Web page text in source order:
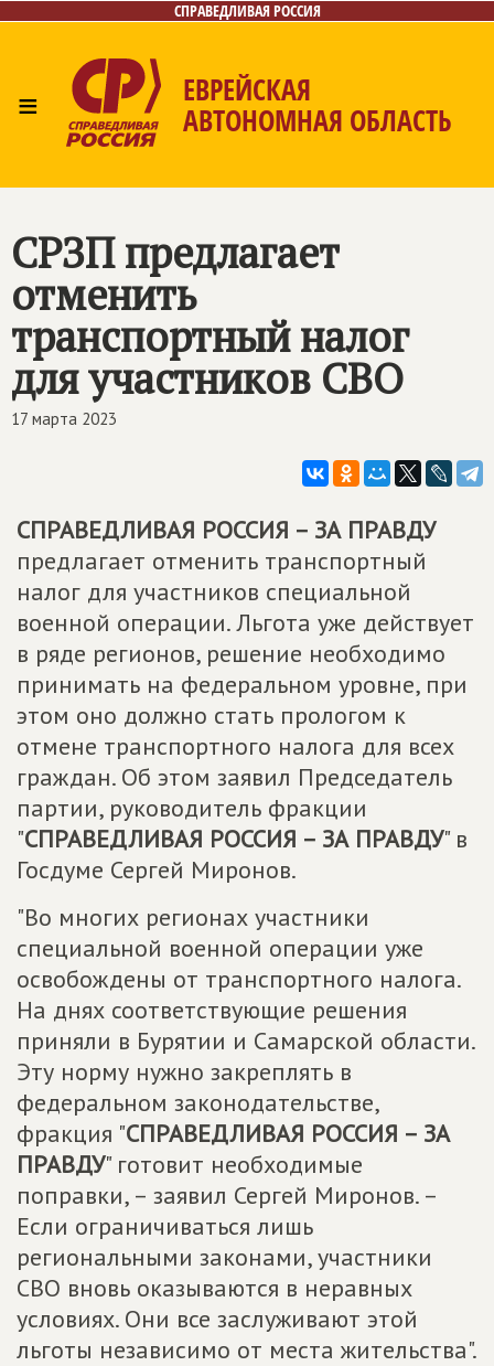
СПРАВЕДЛИВАЯ РОССИЯ
≡ ЕВРЕЙСКАЯ
АВТОНОМНАЯ ОБЛАСТЬ
СРЗП предлагает
отменить
транспортный налог
для участников СВО
17 марта 2023
СПРАВЕДЛИВАЯ РОССИЯ – ЗА ПРАВДУ
предлагает отменить транспортный
налог для участников специальной
военной операции. Льгота уже действует
в ряде регионов, решение необходимо
принимать на федеральном уровне, при
этом оно должно стать прологом к
отмене транспортного налога для всех
граждан. Об этом заявил Председатель
партии, руководитель фракции
"СПРАВЕДЛИВАЯ РОССИЯ – ЗА ПРАВДУ" в
Госдуме Сергей Миронов.
"Во многих регионах участники
специальной военной операции уже
освобождены от транспортного налога.
На днях соответствующие решения
приняли в Бурятии и Самарской области.
Эту норму нужно закреплять в
федеральном законодательстве,
фракция "СПРАВЕДЛИВАЯ РОССИЯ – ЗА
ПРАВДУ" готовит необходимые
поправки, – заявил Сергей Миронов. –
Если ограничиваться лишь
региональными законами, участники
СВО вновь оказываются в неравных
условиях. Они все заслуживают этой
льготы независимо от места жительства".